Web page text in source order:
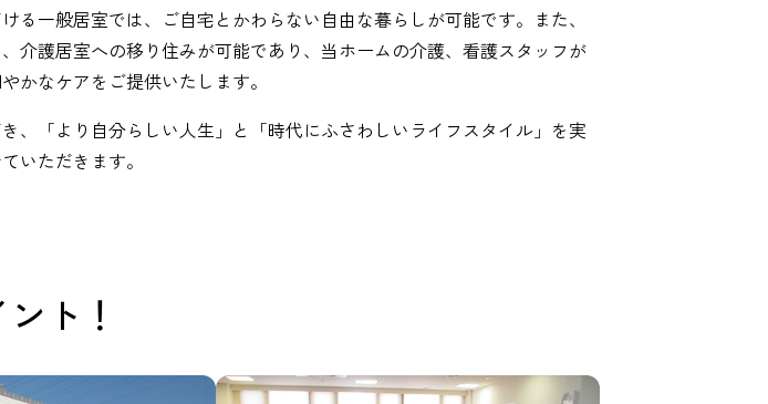
る一般居室では、ご自宅とかわらない自由な暮らしが可能です。また、
介護居室への移り住みが可能であり、当ホームの介護、看護スタッフが
かなケアをご提供いたします。
、「より自分らしい人生」と「時代にふさわしいライフスタイル」を実
いただきます。
ト！